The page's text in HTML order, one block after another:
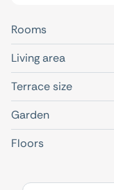
Rooms
Living area
Terrace size
Garden
Floors